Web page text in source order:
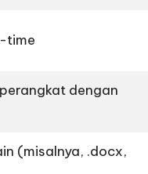
time
dengan
(misalnya, .docx,